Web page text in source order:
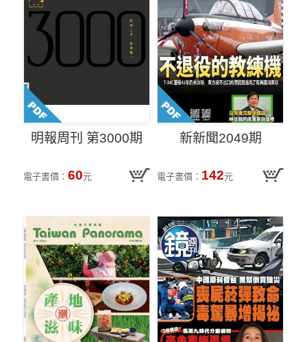
明報周刊 第3000期
電子書價： 60元
新新聞2049期
電子書價： 142元